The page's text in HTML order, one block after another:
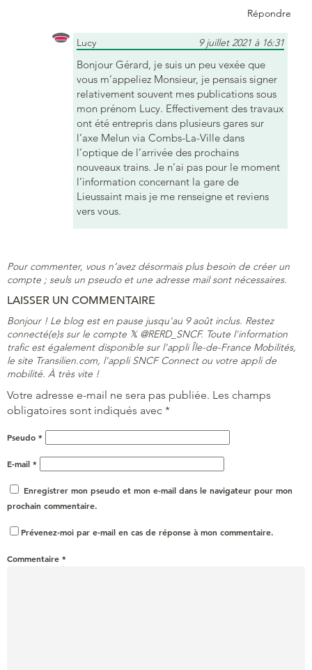
Répondre
Lucy 9 juillet 2021 à 16:31
Bonjour Gérard, je suis un peu vexée que
vous m’appeliez Monsieur, je pensais signer
relativement souvent mes publications sous
mon prénom Lucy. Effectivement des travaux
ont été entrepris dans plusieurs gares sur
l’axe Melun via Combs-La-Ville dans
l’optique de l’arrivée des prochains
nouveaux trains. Je n’ai pas pour le moment
l’information concernant la gare de
Lieussaint mais je me renseigne et reviens
vers vous.
Pour commenter, vous n’avez désormais plus besoin de créer un
compte ; seuls un pseudo et une adresse mail sont nécessaires.
LAISSER UN COMMENTAIRE
Bonjour ! Le blog est en pause jusqu'au 9 août inclus. Restez
connecté(e)s sur le compte 𝕏 @RERD_SNCF. Toute l'information
trafic est également disponible sur l'appli Île-de-France Mobilités,
le site Transilien.com, l'appli SNCF Connect ou votre appli de
mobilité. À très vite !
Votre adresse e-mail ne sera pas publiée. Les champs
obligatoires sont indiqués avec *
Pseudo *
E-mail *
Enregistrer mon pseudo et mon e-mail dans le navigateur pour mon
prochain commentaire.
Prévenez-moi par e-mail en cas de réponse à mon commentaire.
Commentaire *